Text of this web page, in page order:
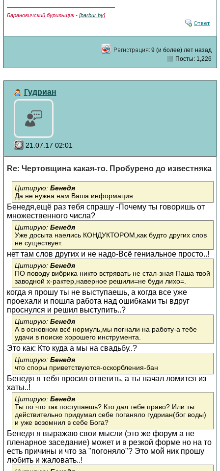
Барановичский бурильщик - [barbur.by]
9 (и более) лет назад
Посты: 1,226
Гудриан
21.07.17 02:01
Re: Чертовщина какая-то. Пробурено до известняка
Цитирую: Бенедя
Да не нужна нам Ваша информация
Бенедя,ещё раз тебя спрашу -Почему ты говоришь от
множественного числа?
Цитирую: Бенедя
Уже досыта наелись КОНДУКТОРОМ,как будто других слов
не существует.
нет там слов других и не надо-Всё гениальное просто..!
Цитирую: Бенедя
ПО поводу вибрика никто встрявать не стал-зная Паша твой
заводной х-рактер,наверное решили=не буди лихо=.
когда я прошу ты не выступаешь, а когда все уже
проехали и пошла работа над ошибками ты вдруг
проснулся и решил выступить..?
Цитирую: Бенедя
А в основном всё нормуль,мы погнали на работу-а тебе
удачи в поиске хорошего инструмента.
Это как: Кто куда а мы на свадьбу..?
Цитирую: Бенедя
что споры приветствуются-оскорбления-бан
Бенедя я тебя просил ответить, а ты начал ломится из
хаты..!
Цитирую: Бенедя
Ты по что так поступаешь? Кто дал тебе право? Или ты
действительно придумал себе поганяло гудриан(бог воды)
и уже возомнил в себе Бога?
Бенедя я выражаю свои мысли (это же форум а не
пленарное заседание) может и в резкой форме но на то
есть причины и что за "погоняло"? Это мой ник прошу
любить и жаловать..!